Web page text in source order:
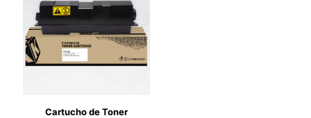
Cartucho de Toner